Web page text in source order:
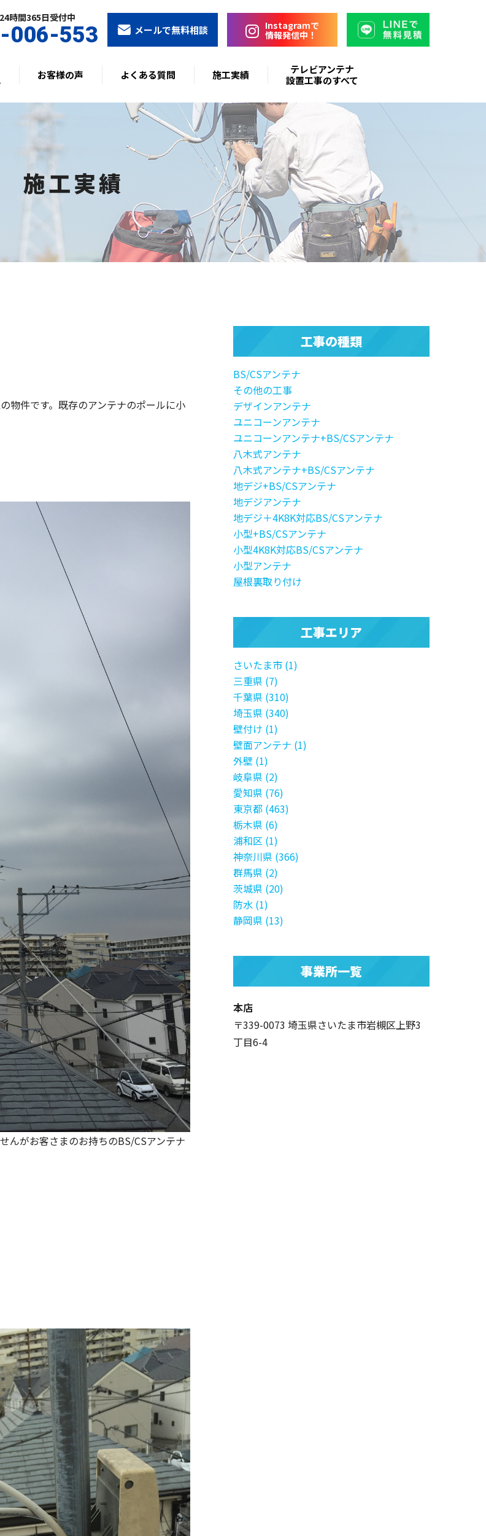
時間365⽇受付中
006-553 メールで無料相談
Instagramで
情報発信中！
お客様の声 よくある質問 施工実績
テレビアンテナ
設置工事のすべて
施工実績
物件です。既存のアンテナのポールに小
んがお客さまのお持ちのBS/CSアンテナ
工事の種類
BS/CSアンテナ
その他の工事
デザインアンテナ
ユニコーンアンテナ
ユニコーンアンテナ+BS/CSアンテナ
八木式アンテナ
八木式アンテナ+BS/CSアンテナ
地デジ+BS/CSアンテナ
地デジアンテナ
地デジ＋4K8K対応BS/CSアンテナ
小型+BS/CSアンテナ
小型4K8K対応BS/CSアンテナ
小型アンテナ
屋根裏取り付け
工事エリア
さいたま市 (1)
三重県 (7)
千葉県 (310)
埼玉県 (340)
壁付け (1)
壁面アンテナ (1)
外壁 (1)
岐阜県 (2)
愛知県 (76)
東京都 (463)
栃木県 (6)
浦和区 (1)
神奈川県 (366)
群馬県 (2)
茨城県 (20)
防水 (1)
静岡県 (13)
事業所一覧
本店
〒339-0073 埼玉県さいたま市岩槻区上野3
丁目6-4